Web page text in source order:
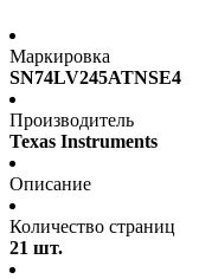
Маркировка
SN74LV245ATNSE4
Производитель
Texas Instruments
Описание
Количество страниц
21 шт.